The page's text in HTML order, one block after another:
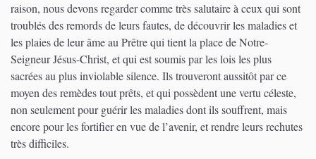
raison, nous devons regarder comme très salutaire à ceux qui sont
troublés des remords de leurs fautes, de découvrir les maladies et
les plaies de leur âme au Prêtre qui tient la place de Notre-
Seigneur Jésus-Christ, et qui est soumis par les lois les plus
sacrées au plus inviolable silence. Ils trouveront aussitôt par ce
moyen des remèdes tout prêts, et qui possèdent une vertu céleste,
non seulement pour guérir les maladies dont ils souffrent, mais
encore pour les fortifier en vue de l’avenir, et rendre leurs rechutes
très difficiles.